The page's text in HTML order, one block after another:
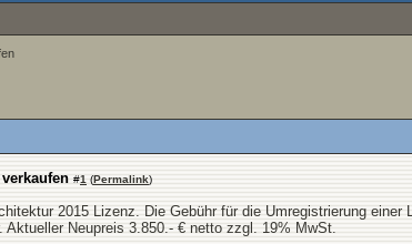
#1 (Permalink)
2015 Lizenz. Die Gebühr für die Umregistrierung
Aktueller Neupreis 3.850.- € netto zzgl. 19% MwSt.